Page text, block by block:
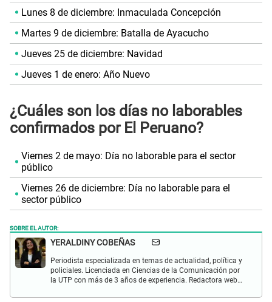
Lunes 8 de diciembre: Inmaculada Concepción
Martes 9 de diciembre: Batalla de Ayacucho
Jueves 25 de diciembre: Navidad
Jueves 1 de enero: Año Nuevo
¿Cuáles son los días no laborables
confirmados por El Peruano?
Viernes 2 de mayo: Día no laborable para el sector
público
Viernes 26 de diciembre: Día no laborable para el
sector público
SOBRE EL AUTOR:
YERALDINY COBEÑAS
Periodista especializada en temas de actualidad, política y
policiales. Licenciada en Ciencias de la Comunicación por
la UTP con más de 3 años de experiencia. Redactora web
en temas relacionados con misterios, películas y series